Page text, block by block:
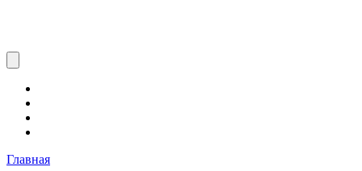
Главная